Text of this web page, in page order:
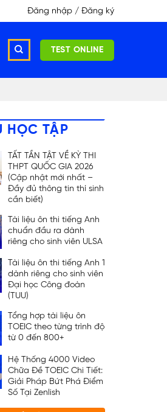
Đăng nhập / Đăng ký
TEST ONLINE
HỌC TẬP
TẤT TẦN TẬT VỀ KỲ THI
THPT QUỐC GIA 2026
(Cập nhật mới nhất –
Đầy đủ thông tin thí sinh
cần biết)
Tài liệu ôn thi tiếng Anh
chuẩn đầu ra dành
riêng cho sinh viên ULSA
Tài liệu ôn thi tiếng Anh 1
dành riêng cho sinh viên
Đại học Công đoàn
(TUU)
Tổng hợp tài liệu ôn
TOEIC theo từng trình độ
từ 0 đến 800+
Hệ Thống 4000 Video
Chữa Đề TOEIC Chi Tiết:
Giải Pháp Bứt Phá Điểm
Số Tại Zenlish